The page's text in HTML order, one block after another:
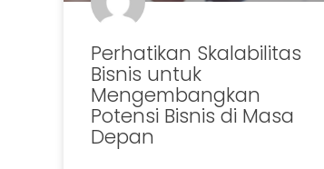
Perhatikan Skalabilitas
Bisnis untuk
Mengembangkan
Potensi Bisnis di Masa
Depan